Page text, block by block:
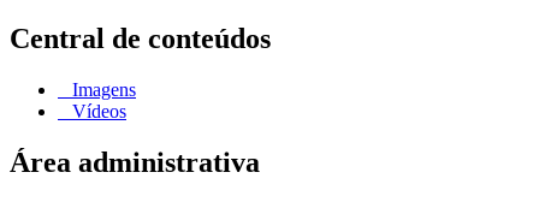
Central de conteúdos
Imagens
Vídeos
Área administrativa